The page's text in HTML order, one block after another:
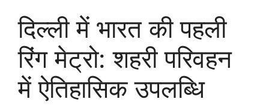
दिल्ली में भारत की पहली
रिंग मेट्रो: शहरी परिवहन
में ऐतिहासिक उपलब्धि